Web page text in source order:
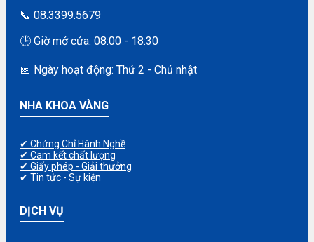
📞 08.3399.5679
🕒 Giờ mở cửa: 08:00 - 18:30
📅 Ngày hoạt động: Thứ 2 - Chủ nhật
NHA KHOA VÀNG
✔ Chứng Chỉ Hành Nghề
✔ Cam kết chất lượng
✔ Giấy phép - Giải thưởng
✔ Tin tức - Sự kiện
DỊCH VỤ